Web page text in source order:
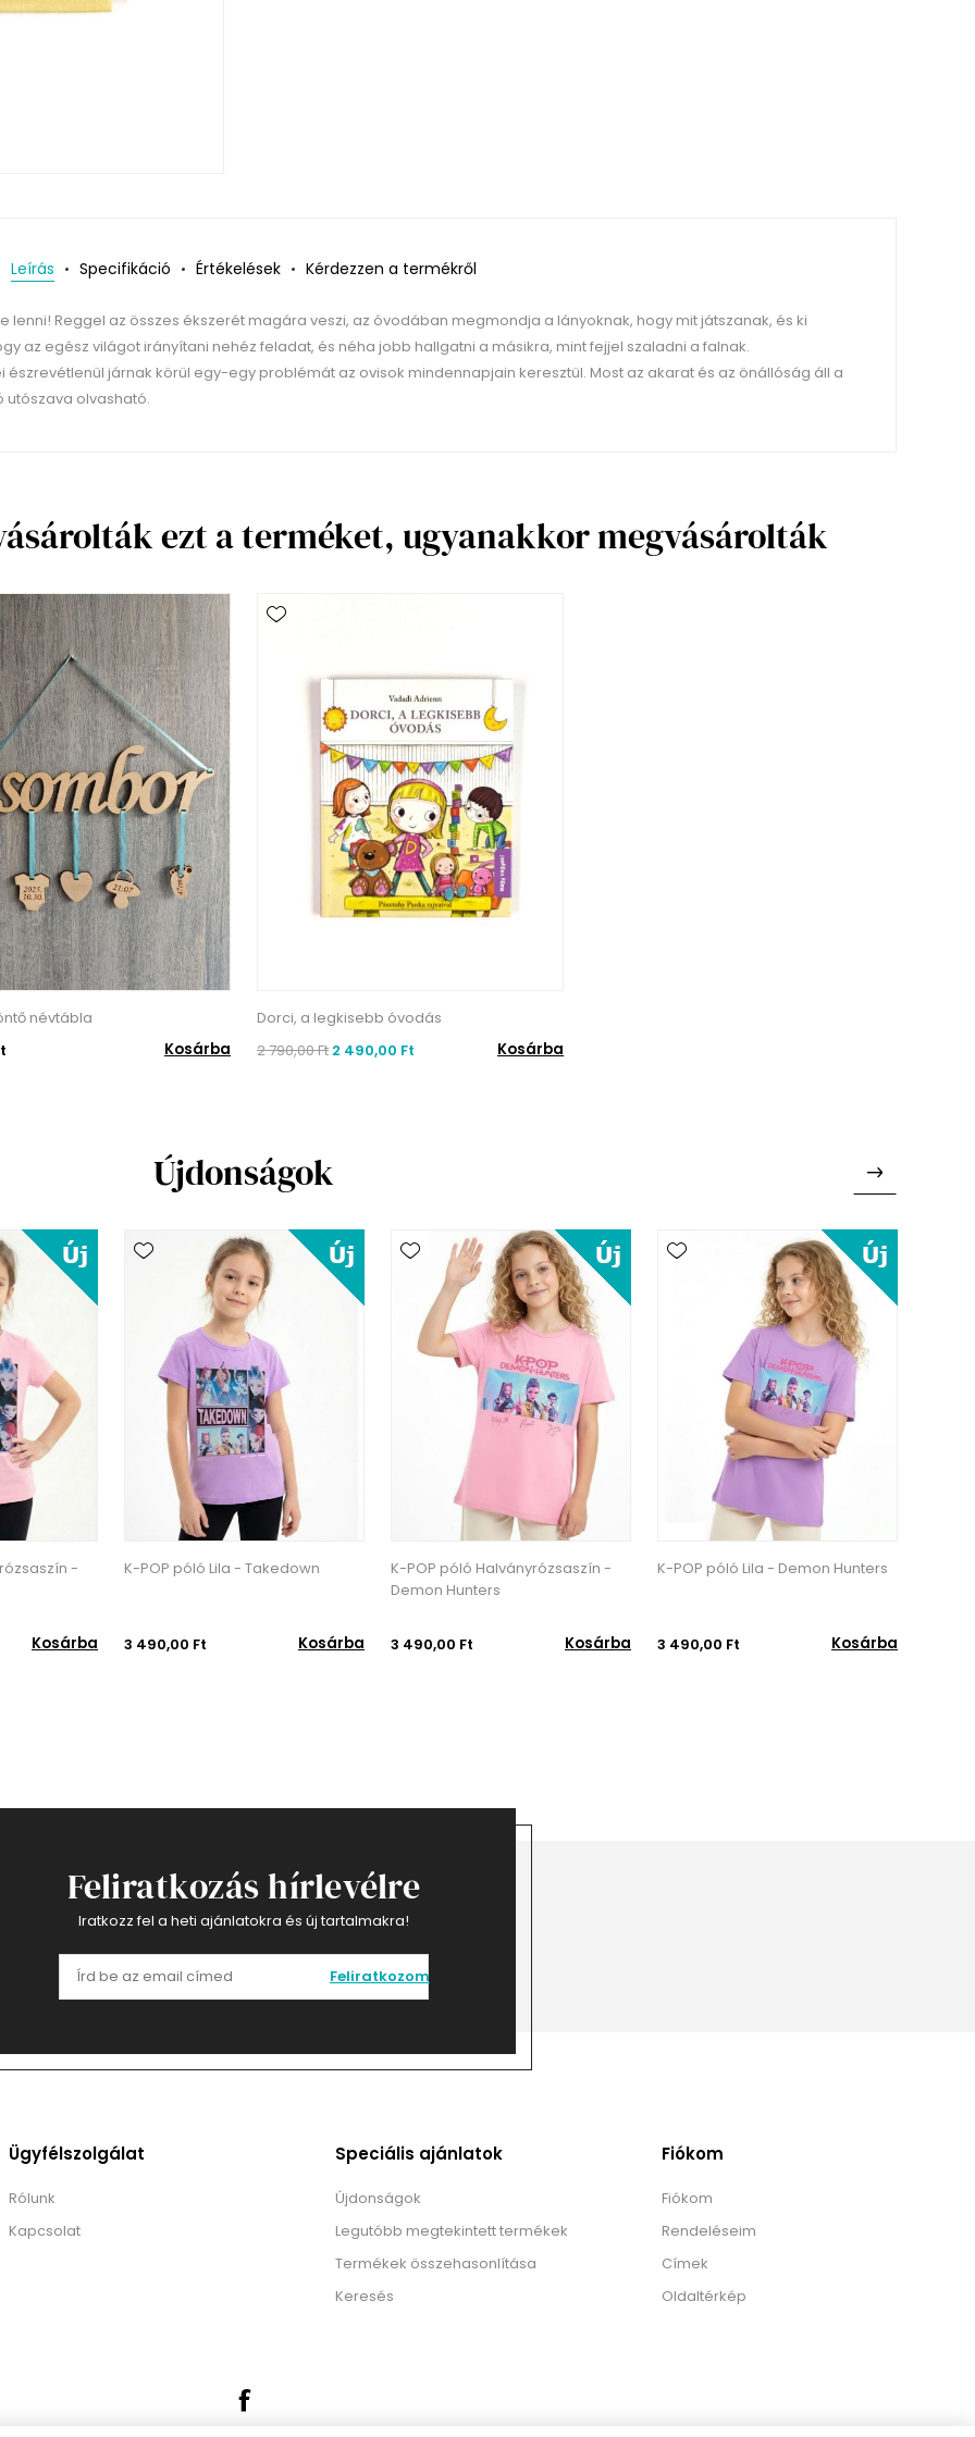
Leírás Specifikáció Értékelések Kérdezzen a termékről
lenni! Reggel az összes ékszerét magára veszi, az óvodában megmondja a lányoknak, hogy mit játszanak, és ki
az egész világot irányítani nehéz feladat, és néha jobb hallgatni a másikra, mint fejjel szaladni a falnak.
járnak körül egy-egy problémát az ovisok mindennapjain keresztül. Most az akarat és az önállóság áll a
utószava olvasható.
ezt a terméket, ugyanakkor megvásárolták
névtábla
Kosárba
Dorci, a legkisebb óvodás
2 790,00 Ft 2 490,00 Ft Kosárba
Újdonságok
Kosárba
K-POP póló Halványrózsaszín -
3 490,00 Ft Kosárba
K-POP póló Lila - Demon Hunters
3 490,00 Ft Kosárba
K-POP póló Fehér - Demon
3 490,00 Ft Kosárba
Feliratkozás hírlevélre
Iratkozz fel a heti ajánlatokra és új tartalmakra!
Feliratkozom
Ügyfélszolgálat
Rólunk
Kapcsolat
Speciális ajánlatok
Újdonságok
Legutóbb megtekintett termékek
Termékek összehasonlítása
Keresés
Fiókom
Fiókom
Rendeléseim
Címek
Oldaltérkép